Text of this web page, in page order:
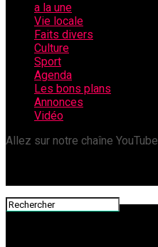
a la une
Vie locale
Faits divers
Culture
Sport
Agenda
Les bons plans
Annonces
Vidéo
Allez sur notre chaîne YouTube